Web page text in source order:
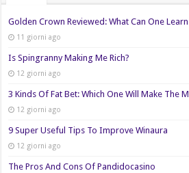
Golden Crown Reviewed: What Can One
11 giorni ago
Is Spingranny Making Me Rich?
12 giorni ago
3 Kinds Of Fat Bet: Which One Will Make The
12 giorni ago
9 Super Useful Tips To Improve Winaura
12 giorni ago
The Pros And Cons Of Pandidocasino